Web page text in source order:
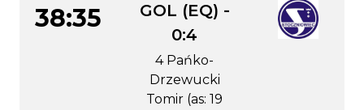
38:35
GOL (EQ) -
0:4
4 Pańko-
Drzewucki
Tomir (as: 19